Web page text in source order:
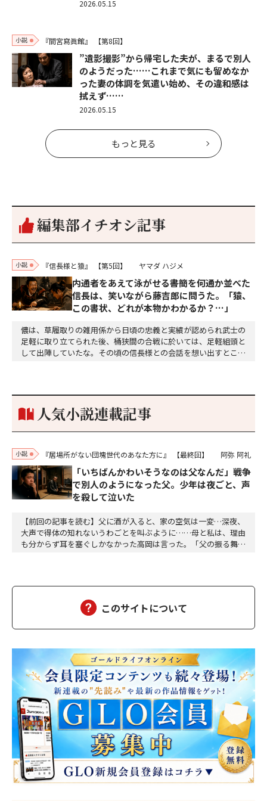
2026.05.15
小説 『間宮寫眞館』 【第8回】
”遺影撮影”から帰宅した夫が、まるで別人
のようだった……これまで気にも留めなか
った妻の体調を気遣い始め、その違和感は
拭えず……
2026.05.15
もっと見る
編集部イチオシ記事
小説 『信長様と猿』 【第5回】 ヤマダ ハジメ
内通者をあえて泳がせる――書簡を何通か並べた
信長は、笑いながら藤吉郎に問うた。「猿、
この書状、どれが本物かわかるか？…」
儂は、草履取りの雑用係から日頃の忠義と実績が認められ武士の
足軽に取り立てられた後、桶狭間の合戦に於いては、足軽組頭と
して出陣していたな。その頃の信長様との会話を想い出すとこん
り。どうして勝てたのか、未だにわかりません。…
人気小説連載記事
小説 『居場所がない団塊世代のあなた方に』 【最終回】 阿弥 阿礼
「いちばんかわいそうなのは父なんだ」戦争
で別人のようになった父。少年は夜ごと、声
を殺して泣いた
【前回の記事を読む】父に酒が入ると、家の空気は一変…深夜、
大声で得体の知れないうわごとを叫ぶように……母と私は、理由
も分からず耳を塞ぐしかなかった高岡は言った。「父の振る舞い
あるし、冷たい白く光を放つ星もある。星々は北極星を中…
このサイトについて